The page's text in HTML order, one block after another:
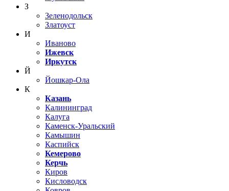
З
Зеленодольск
Златоуст
И
Иваново
Ижевск
Иркутск
Й
Йошкар-Ола
К
Казань
Калининград
Калуга
Каменск-Уральский
Камышин
Каспийск
Кемерово
Керчь
Киров
Кисловодск